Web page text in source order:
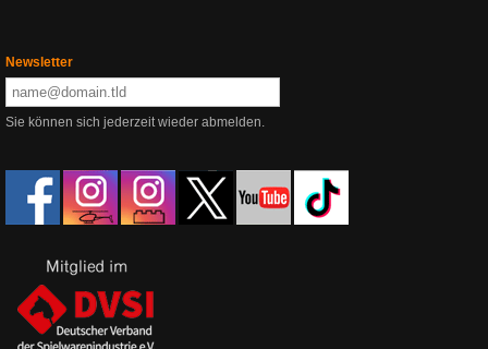
Newsletter
Sie können sich jederzeit wieder abmelden.